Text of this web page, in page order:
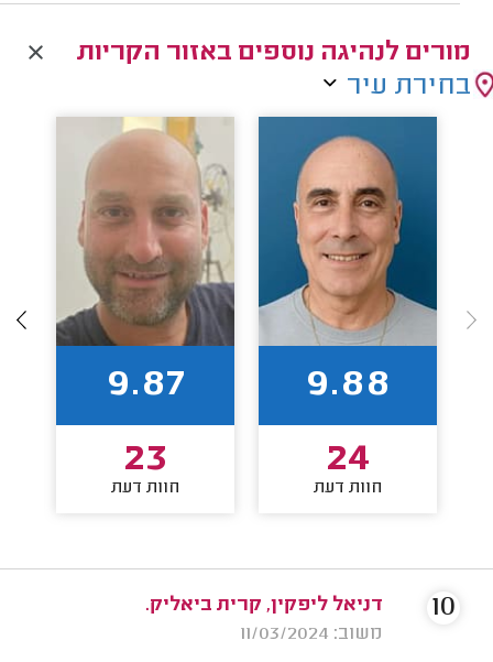
מורים לנהיגה נוספים באזור הקריות
בחירת עיר
9.88
24
חוות דעת
9.87
23
חוות דעת
דניאל ליפקין, קרית ביאליק.
משוב: 11/03/2024
10